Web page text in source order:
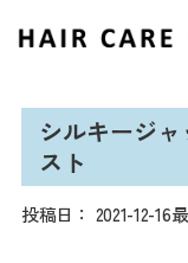
シルキージ
スト
投稿日： 2021-12-16